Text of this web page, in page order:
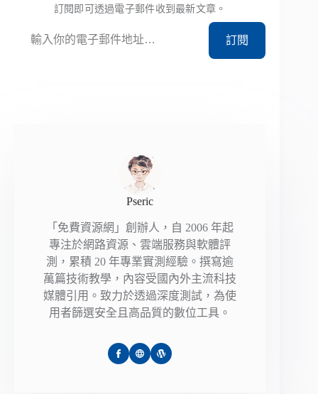
訂閱即可透過電子郵件收到最新文章。
訂閱
Pseric
「免費資源網」創辦人，自 2006 年起
專注於網路資源、雲端服務與軟體評
測，累積 20 年專業實測經驗。撰寫逾
萬篇技術教學，內容受國內外主流科技
媒體引用。致力於透過深度測試，為使
用者篩選安全且高品質的數位工具。